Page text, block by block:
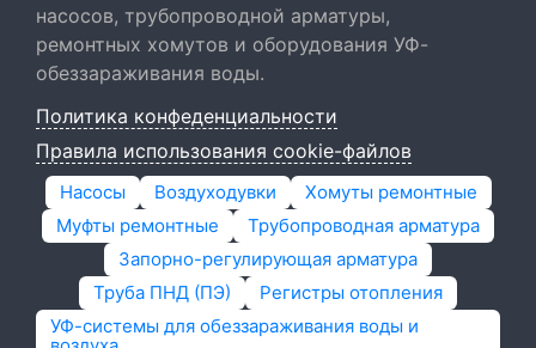
насосов, трубопроводной арматуры,
ремонтных хомутов и оборудования УФ-
обеззараживания воды.
Политика конфеденциальности
Правила использования cookie-файлов
Насосы Воздуходувки
Хомуты ремонтные
Муфты ремонтные
Трубопроводная арматура
Запорно-регулирующая арматура
Труба ПНД (ПЭ)
Регистры отопления
УФ-системы для обеззараживания воды и